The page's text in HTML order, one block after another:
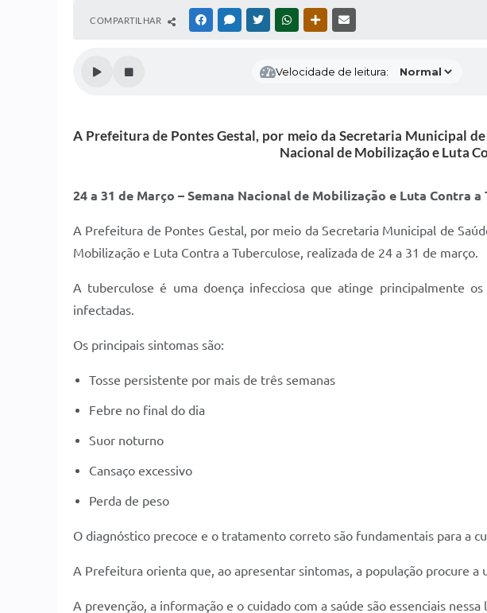
COMPARTILHAR FACEBOOKMESSENGER
TWITTERWHATSAPPOUTRAS MÍDIAS
Velocidade de leitura:
A Prefeitura de Pontes Gestal, por meio da Secretaria Municipal
Nacional de Mobilização e Luta
24 a 31 de Março – Semana Nacional de Mobilização e Luta Contra a
A Prefeitura de Pontes Gestal, por meio da Secretaria Municipal de
Mobilização e Luta Contra a Tuberculose, realizada de 24 a 31 de março.
A tuberculose é uma doença infecciosa que atinge principalmente
infectadas.
Os principais sintomas são:
Tosse persistente por mais de três semanas
Febre no final do dia
Suor noturno
Cansaço excessivo
Perda de peso
O diagnóstico precoce e o tratamento correto são fundamentais para a
A Prefeitura orienta que, ao apresentar sintomas, a população procure
A prevenção, a informação e o cuidado com a saúde são essenciais